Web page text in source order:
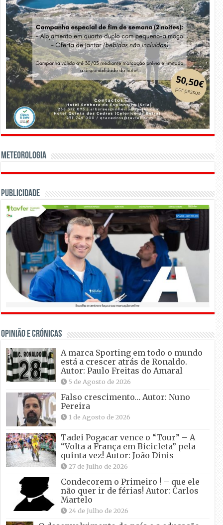
Meteorologia
Publicidade
OPINIÃO E CRÓNICAS
A marca Sporting em todo o mundo
está a crescer atrás de Ronaldo.
Autor: Paulo Freitas do Amaral
5 de Agosto de 2026
Falso crescimento… Autor: Nuno
Pereira
1 de Agosto de 2026
Tadei Pogacar vence o “Tour” – A
“Volta a França em Bicicleta” pela
quinta vez! Autor: João Dinis
27 de Julho de 2026
Condecorem o Primeiro ! – que ele
não quer ir de férias! Autor: Carlos
Martelo
24 de Julho de 2026